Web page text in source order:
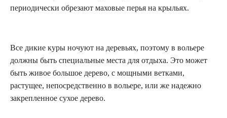
периодически обрезают маховые перья на крыльях.
Все дикие куры ночуют на деревьях, поэтому в вольере
должны быть специальные места для отдыха. Это может
быть живое большое дерево, с мощными ветками,
растущее, непосредственно в вольере, или же надежно
закрепленное сухое дерево.